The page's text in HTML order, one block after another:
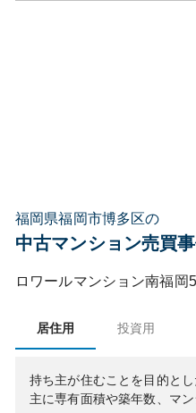
福岡県福岡市博多区の
中古マンション売買
ロワールマンション南福岡5
居住用 投資用
持ち主が住むことを目的とし
主に専有面積や築年数、マ